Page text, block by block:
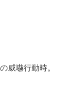
威嚇行動時。